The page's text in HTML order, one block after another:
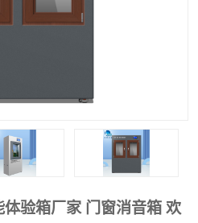
验箱厂家 门窗消音箱 欢